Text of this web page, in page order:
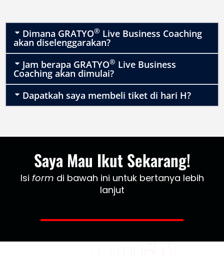
Dimana GRATYO® Live Business Coaching
akan diselenggarakan?
Jam berapa GRATYO® Live Business
Coaching akan dimulai?
Dapatkah saya membeli tiket di hari H?
Saya Mau Ikut Sekarang!
Isi form di bawah ini untuk bertanya lebih
lanjut